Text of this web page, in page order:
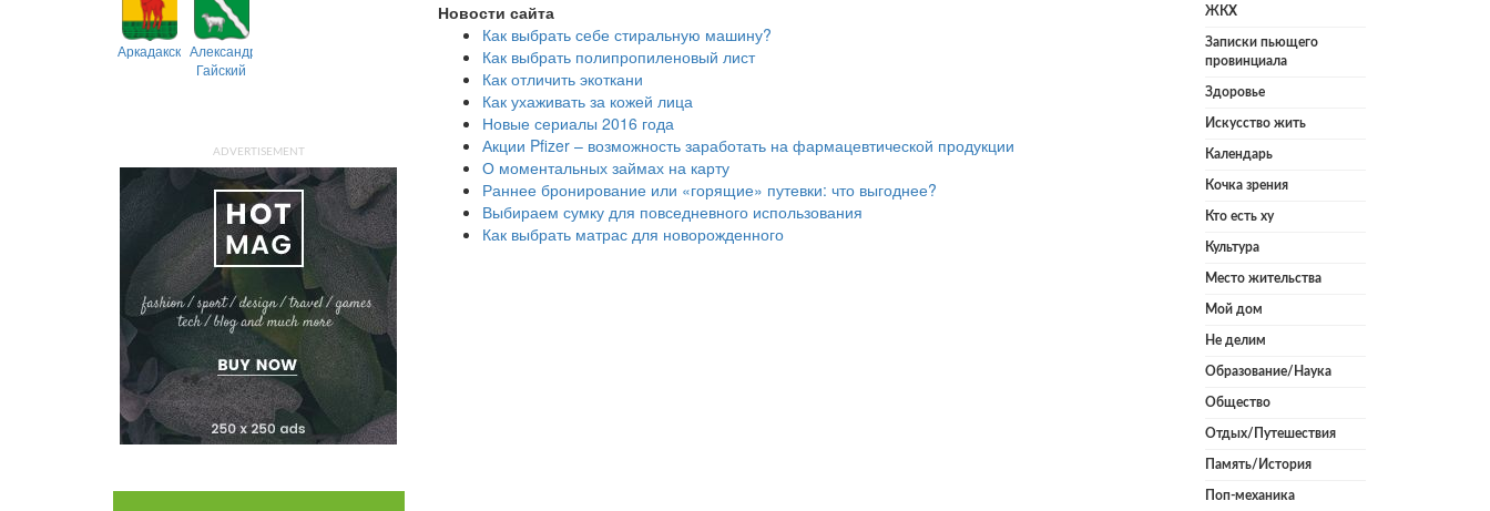
АркадакскийАлександрово-
Гайский
ADVERTISEMENT
Новости сайта
Как выбрать себе стиральную машину?
Как выбрать полипропиленовый лист
Как отличить экоткани
Как ухаживать за кожей лица
Новые сериалы 2016 года
Акции Pfizer – возможность заработать на фармацевтической продукции
О моментальных займах на карту
Раннее бронирование или «горящие» путевки: что выгоднее?
Выбираем сумку для повседневного использования
Как выбрать матрас для новорожденного
ЖКХ
Записки пьющего
провинциала
Здоровье
Искусство жить
Календарь
Кочка зрения
Кто есть ху
Культура
Место жительства
Мой дом
Не делим
Образование/Наука
Общество
Отдых/Путешествия
Память/История
Поп-механика